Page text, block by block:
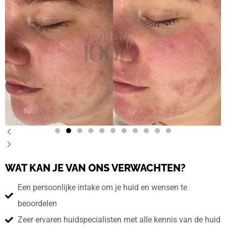
WAT KAN JE VAN ONS VERWACHTEN?
Een persoonlijke intake om je huid en wensen te
beoordelen
Zeer ervaren huidspecialisten met alle kennis van de huid